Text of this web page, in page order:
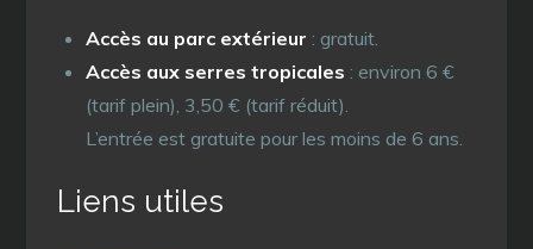
Accès au parc extérieur : gratuit.
Accès aux serres tropicales : environ 6 €
(tarif plein), 3,50 € (tarif réduit).
L’entrée est gratuite pour les moins de 6 ans.
Liens utiles